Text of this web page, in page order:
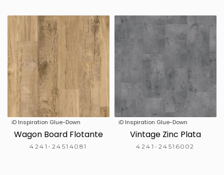
iD Inspiration Glue-Down
Wagon Board Flotante
4241-24514081
iD Inspiration Glue-Down
Vintage Zinc Plata
4241-24516002